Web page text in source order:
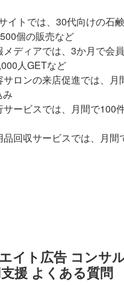
イトでは、30代向けの石
個の販売など
メディアでは、3か月で会
人GETなど
サロンの来店促進では、月
み
サービスでは、月間で100
品回収サービスでは、月間
イト広告 コンサ
援 よくある質問